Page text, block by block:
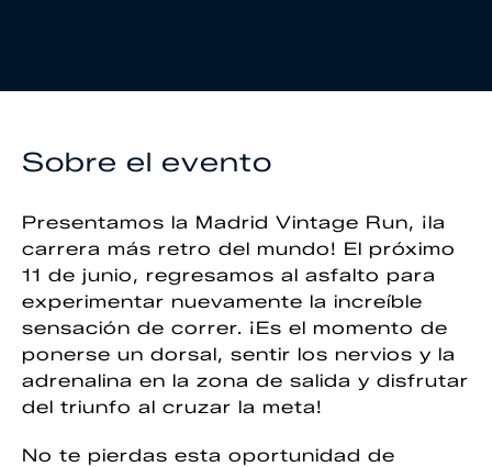
Sobre el evento
Presentamos la Madrid Vintage Run, ¡la
carrera más retro del mundo! El próximo
11 de junio, regresamos al asfalto para
experimentar nuevamente la increíble
sensación de correr. ¡Es el momento de
ponerse un dorsal, sentir los nervios y la
adrenalina en la zona de salida y disfrutar
del triunfo al cruzar la meta!
No te pierdas esta oportunidad de